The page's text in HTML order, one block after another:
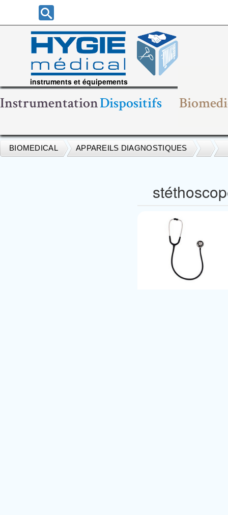
instruments et équipements
chirurgicaux
InstrumentationDispositifs
BIOMEDICAL APPAREILS DIAGNOSTIQUES